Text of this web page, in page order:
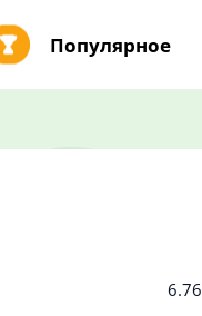
Популярное
6.76